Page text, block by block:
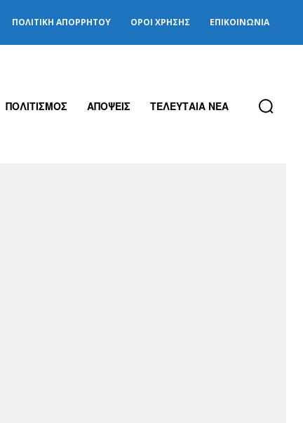
ΠΟΛΙΤΙΚΉ ΑΠΟΡΡΉΤΟΥ ΌΡΟΙ ΧΡΉΣΗΣ ΕΠΙΚΟΙΝΩΝΊΑ
ΠΟΛΙΤΙΣΜΟΣ ΑΠΟΨΕΙΣ ΤΕΛΕΥΤΑΙΑ ΝΕΑ